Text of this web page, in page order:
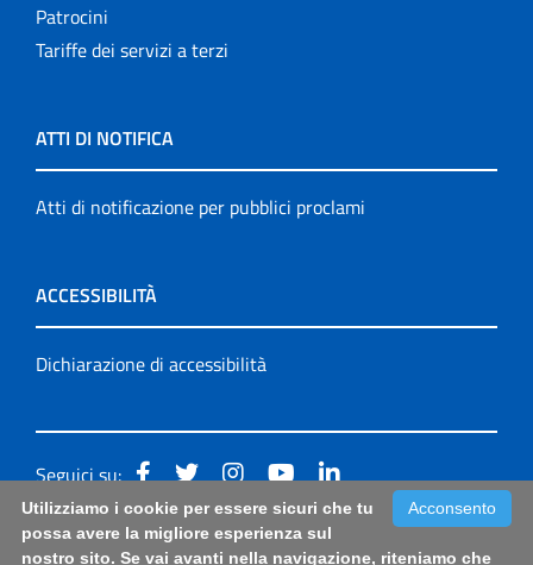
Patrocini
Tariffe dei servizi a terzi
ATTI DI NOTIFICA
Atti di notificazione per pubblici proclami
ACCESSIBILITÀ
Dichiarazione di accessibilità
Seguici su:
Accessibilità: form di segnalazione di prima istanza per
Acconsento
Utilizziamo i cookie per essere sicuri che tu
possa avere la migliore esperienza sul
nostro sito. Se vai avanti nella navigazione, riteniamo che